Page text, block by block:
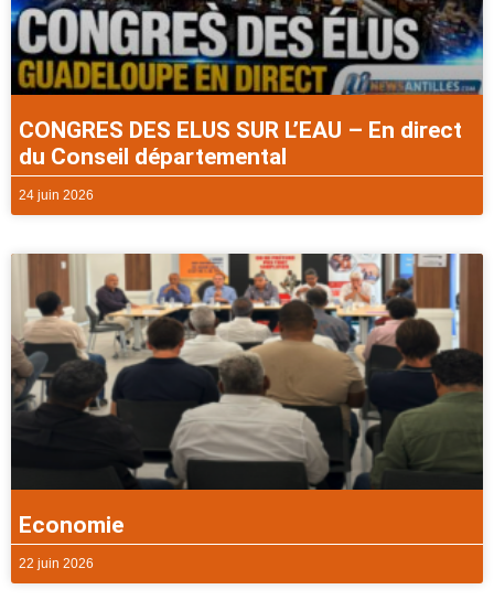
CONGRES DES ELUS SUR L’EAU – En direct
du Conseil départemental
24 juin 2026
Economie
22 juin 2026